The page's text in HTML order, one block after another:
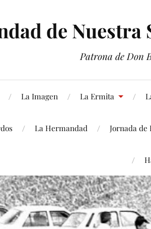
de Nuestra
Patrona de Don
La Imagen La Ermita
La Hermandad Jornada de